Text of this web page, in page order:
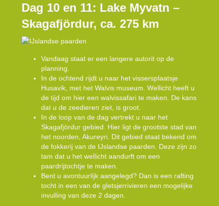
Dag 10 en 11: Lake Myvatn –
Skagafjördur, ca. 275 km
Vandaag staat er een langere autorit op de
planning.
In de ochtend rijdt u naar het vissersplaatsje
Husavik, met het Walvis museum. Wellicht heeft u
de tijd om hier een walvissafari te maken. De kans
dat u de zeedieren ziet, is groot.
In de loop van de dag vertrekt u naar het
Skagafjördur gebied. Hier ligt de grootste stad van
het noorden, Akureyri. Dit gebied staat bekend om
de fokkerij van de IJslandse paarden. Deze zijn zo
tam dat u het wellicht aandurft om een
paardrijtochtje te maken.
Bent u avontuurlijk aangelegd? Dan is een rafting
tocht in een van de gletsjerrivieren een mogelijke
invulling van deze 2 dagen.